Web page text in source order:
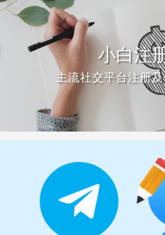
小白注
主流社交平台注册